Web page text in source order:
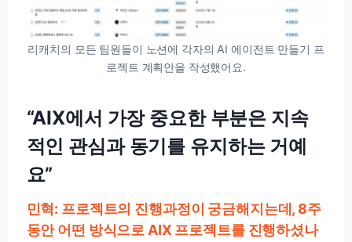
리캐치의 모든 팀원들이 노션에 각자의 AI 에이전트 만들기 프
로젝트 계획안을 작성했어요.
“AIX에서 가장 중요한 부분은 지속
적인 관심과 동기를 유지하는 거예
요”
민혁: 프로젝트의 진행과정이 궁금해지는데, 8주
동안 어떤 방식으로 AIX 프로젝트를 진행하셨나